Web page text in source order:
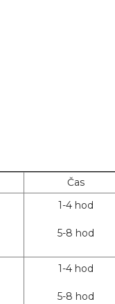
Čas
1-4 hod
5-8 hod
1-4 hod
5-8 hod